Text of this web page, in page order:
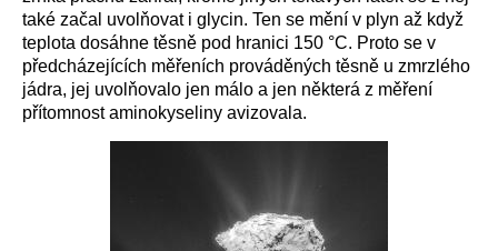
také začal uvolňovat i glycin. Ten se mění v plyn až když
teplota dosáhne těsně pod hranici 150 °C. Proto se v
předcházejících měřeních prováděných těsně u zmrzlého
jádra, jej uvolňovalo jen málo a jen některá z měření
přítomnost aminokyseliny avizovala.